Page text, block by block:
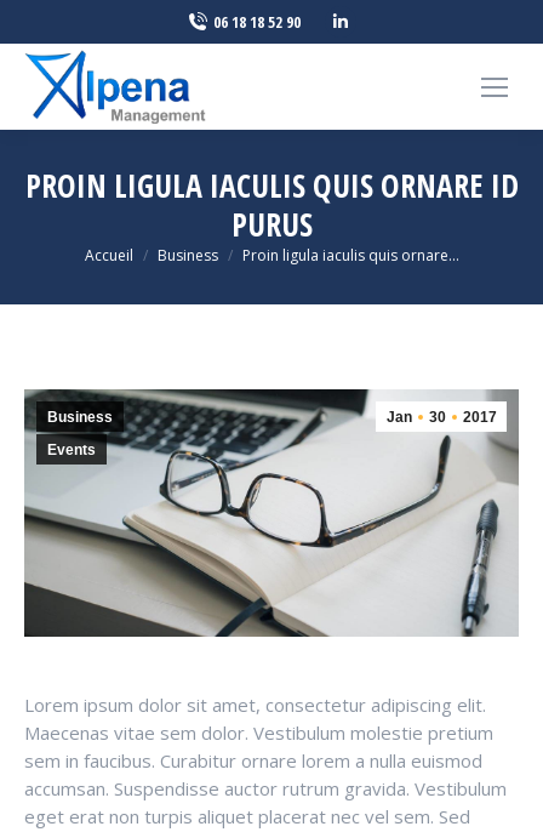
06 18 18 52 90
window
PROIN LIGULA IACULIS QUIS ORNARE ID
PURUS
Vous êtes ici :
Accueil Business Proin ligula iaculis quis ornare…
Jan 30 2017
Business
Events
Lorem ipsum dolor sit amet, consectetur adipiscing elit.
Maecenas vitae sem dolor. Vestibulum molestie pretium
sem in faucibus. Curabitur ornare lorem a nulla euismod
accumsan. Suspendisse auctor rutrum gravida. Vestibulum
eget erat non turpis aliquet placerat nec vel sem. Sed